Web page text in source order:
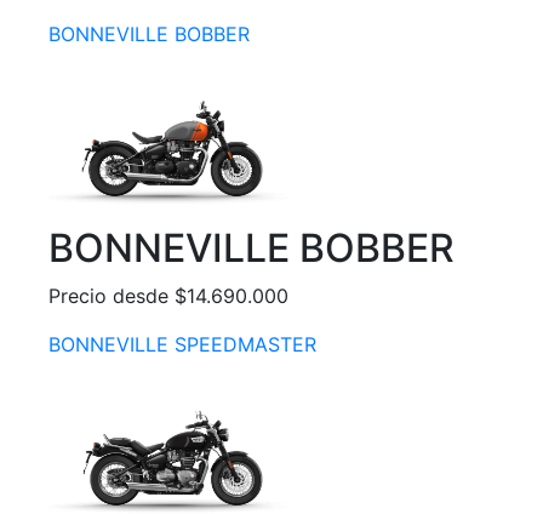
BONNEVILLE BOBBER
BONNEVILLE BOBBER
Precio desde $14.690.000
BONNEVILLE SPEEDMASTER